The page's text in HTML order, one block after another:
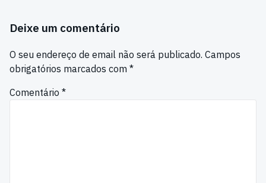
Deixe um comentário
O seu endereço de email não será publicado. Campos
obrigatórios marcados com *
Comentário *